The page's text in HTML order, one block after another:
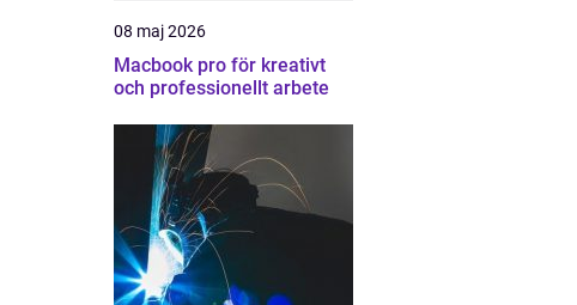
08 maj 2026
Macbook pro för kreativt
och professionellt arbete